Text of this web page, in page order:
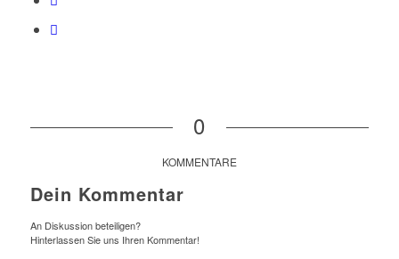
0
KOMMENTARE
Dein Kommentar
An Diskussion beteiligen?
Hinterlassen Sie uns Ihren Kommentar!